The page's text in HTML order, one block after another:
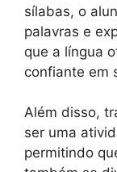
sílabas, o
palavras e
que a língua
confiante em
Além disso,
ser uma
permitindo